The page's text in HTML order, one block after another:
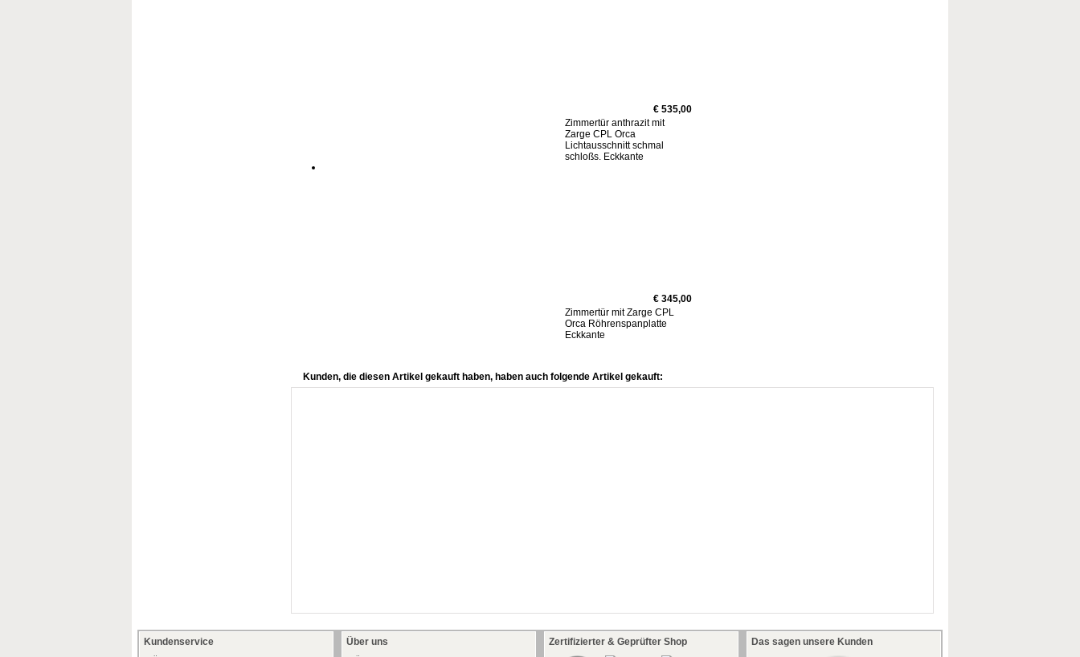
€ 535,00
Zimmertür anthrazit mit
Zarge CPL Orca
Lichtausschnitt schmal
schloßs. Eckkante
€ 345,00
Zimmertür mit Zarge CPL
Orca Röhrenspanplatte
Eckkante
Kunden, die diesen Artikel gekauft haben, haben auch folgende Artikel gekauft:
Kundenservice
Über uns
Zertifizierter & Geprüfter Shop Das sagen unsere Kunden